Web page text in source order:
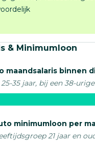
& Minimumloon
maandsalaris binnen
35 jaar, bij een 38-
minimumloon per
21 jaar en